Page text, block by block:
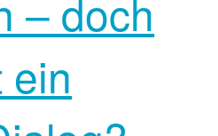
– doch
ein